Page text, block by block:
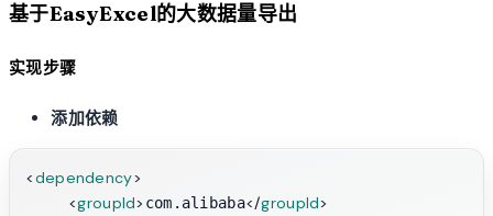
基于EasyExcel的大数据量导出
实现步骤
添加依赖
<dependency>
<groupId> com.alibaba</groupId>